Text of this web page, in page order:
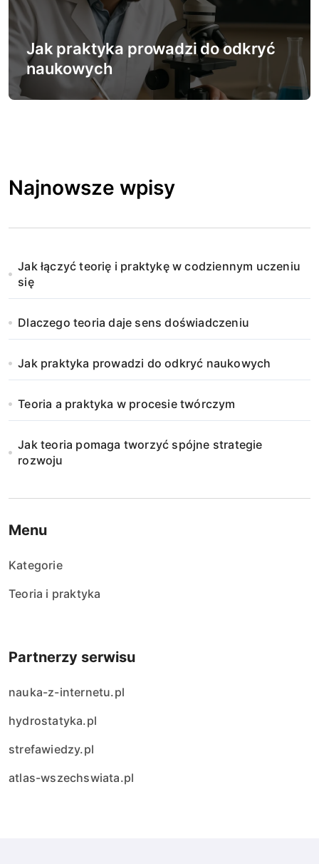
Jak praktyka prowadzi do odkryć
naukowych
Najnowsze wpisy
Jak łączyć teorię i praktykę w codziennym uczeniu
się
Dlaczego teoria daje sens doświadczeniu
Jak praktyka prowadzi do odkryć naukowych
Teoria a praktyka w procesie twórczym
Jak teoria pomaga tworzyć spójne strategie
rozwoju
Menu
Kategorie
Teoria i praktyka
Partnerzy serwisu
nauka-z-internetu.pl
hydrostatyka.pl
strefawiedzy.pl
atlas-wszechswiata.pl